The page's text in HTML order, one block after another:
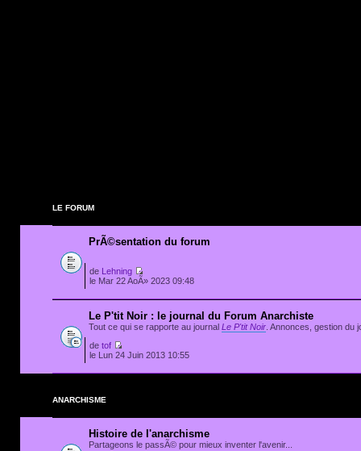
LE FORUM
PrÃ©sentation du forum
de
Lehning
le Mar 22 AoÃ» 2023 09:48
Le P'tit Noir : le journal du Forum Anarchiste
Tout ce qui se rapporte au journal Le P'tit Noir . Annonces, gestion du
de tof
le Lun 24 Juin 2013 10:55
ANARCHISME
Histoire de l'anarchisme
Partageons le passÃ© pour mieux inventer l'avenir...